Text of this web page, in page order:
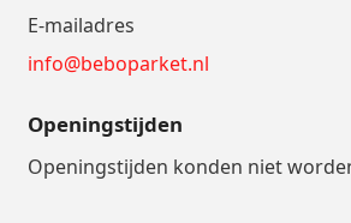
E-mailadres
info@beboparket.nl
Openingstijden
Openingstijden konden niet